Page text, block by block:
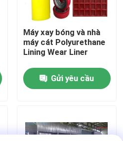
Máy xay bóng và nhà
máy cát Polyurethane
Lining Wear Liner
Gửi yêu cầu